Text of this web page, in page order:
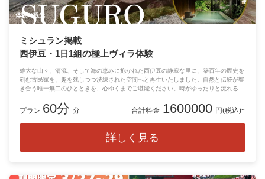
体験 観光
ミシュラン掲載
西伊豆・1日1組の極上ヴィラ体験
雄大な山々、清流、そして海の恵みに抱かれた西伊豆の静寂な里に、築百年の歴史を
刻む古民家を、趣を残しつつ洗練された空間へと再生いたしました。自然と伝統が響
き合う唯一無二のひとときを、心ゆくまでご堪能ください。時がゆったりと流れるこ
プラン 60分 分 合計料金 1600000 円(税込)~
詳しく見る